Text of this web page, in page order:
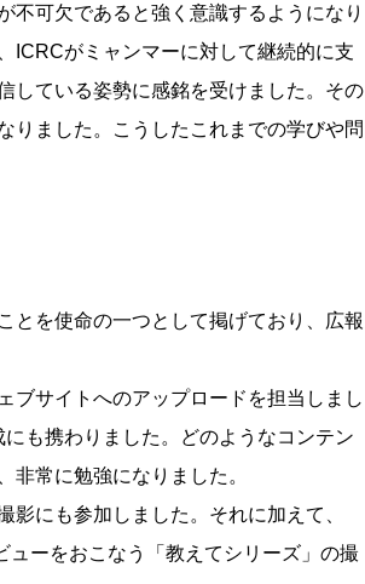
不可欠であると強く意識するようになり
ICRCがミャンマーに対して継続的に支
している姿勢に感銘を受けました。その
りました。こうしたこれまでの学びや問
とを使命の一つとして掲げており、広報
ブサイトへのアップロードを担当しまし
も携わりました。どのようなコンテン
常に勉強になりました。
影にも参加しました。それに加えて、
ューをおこなう「教えてシリーズ」の撮